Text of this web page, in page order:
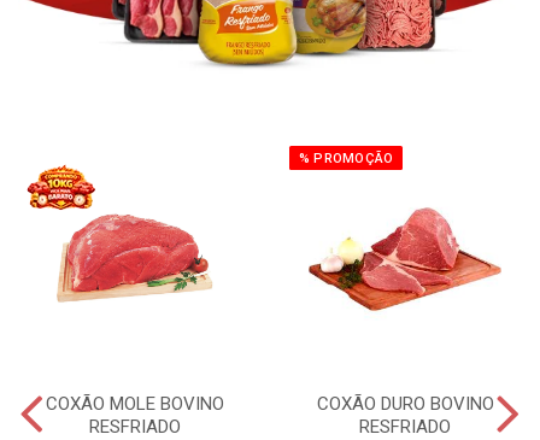
COXÃO MOLE BOVINO
RESFRIADO
% PROMOÇÃO
COXÃO DURO BOVINO
RESFRIADO